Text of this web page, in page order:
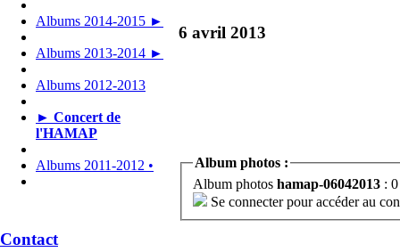
Albums 2014-2015 ►
Albums 2013-2014 ►
Albums 2012-2013
► Concert de
l'HAMAP
Albums 2011-2012 •
6 avril 2013
Album photos :
Album photos hamap-06042013 :
Se connecter pour accéder au
Contact